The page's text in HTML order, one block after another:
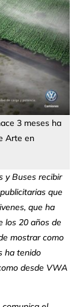
3 meses ha
Arte en
y Buses recibir
que
que ha
los 20 años de
mostrar como
ha tenido
desde VWA